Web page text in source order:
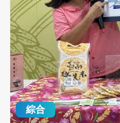
為不僅是防洪設
場所。 在這個秋季限定的活動中，公園內綠意
盎然的草地與浪
「心心相印」與
於「白色幸福廣
憩空間。秋天的
妻、親子及朋友
《秋好舞台》在
樂風格清新浪漫
綜合